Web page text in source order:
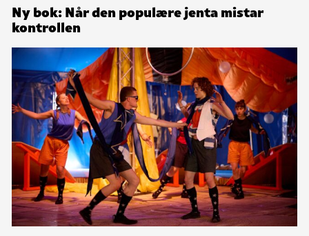
Ny bok: Når den populære jenta mistar
kontrollen